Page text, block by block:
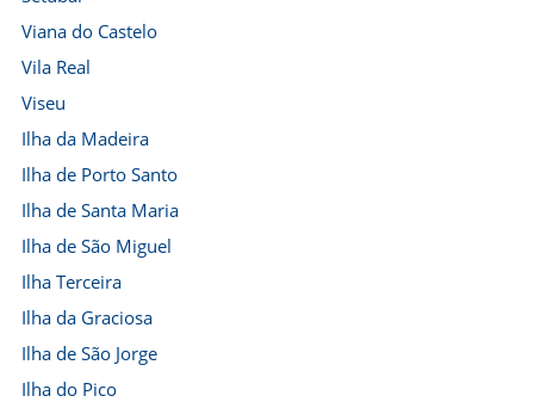
Viana do Castelo
Vila Real
Viseu
Ilha da Madeira
Ilha de Porto Santo
Ilha de Santa Maria
Ilha de São Miguel
Ilha Terceira
Ilha da Graciosa
Ilha de São Jorge
Ilha do Pico